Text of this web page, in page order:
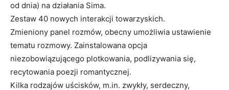
od dnia) na działania Sima.
Zestaw 40 nowych interakcji towarzyskich.
Zmieniony panel rozmów, obecny umożliwia ustawienie
tematu rozmowy. Zainstalowana opcja
niezobowiązującego plotkowania, podlizywania się,
recytowania poezji romantycznej.
Kilka rodzajów uścisków, m.in. zwykły, serdeczny,